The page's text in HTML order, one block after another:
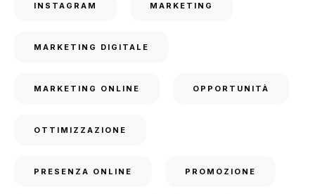
INSTAGRAM MARKETING
MARKETING DIGITALE
MARKETING ONLINE OPPORTUNITÀ
OTTIMIZZAZIONE
PRESENZA ONLINE PROMOZIONE